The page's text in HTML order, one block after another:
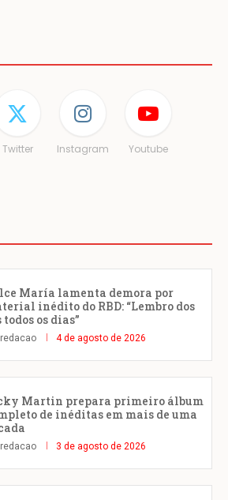
Twitter Instagram Youtube
María lamenta demora por
inédito do RBD: “Lembro dos
todos os dias”
redacao 4 de agosto de 2026
Martin prepara primeiro álbum
de inéditas em mais de uma
redacao 3 de agosto de 2026